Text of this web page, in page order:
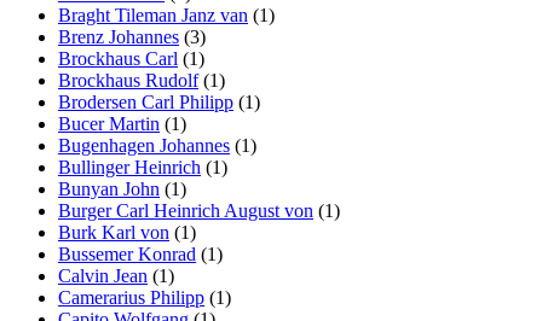
Braght Tileman Janz van (1)
Brenz Johannes (3)
Brockhaus Carl (1)
Brockhaus Rudolf(1)
Brodersen Carl Philipp (1)
Bucer Martin (1)
Bugenhagen Johannes (1)
Bullinger Heinrich (1)
Bunyan John (1)
Burger Carl Heinrich August von (1)
Burk Karl von (1)
Bussemer Konrad (1)
Calvin Jean (1)
Camerarius Philipp (1)